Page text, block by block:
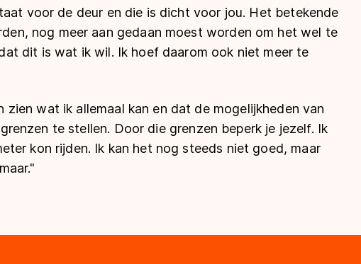
voor de deur en die is dicht voor jou. Het betekende
nog meer aan gedaan moest worden om het wel te
dit is wat ik wil. Ik hoef daarom ook niet meer te
wat ik allemaal kan en dat de mogelijkheden van
te stellen. Door die grenzen beperk je jezelf. Ik
kon rijden. Ik kan het nog steeds niet goed, maar